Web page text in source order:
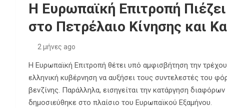
Η Ευρωπαϊκή Επιτροπή
στο Πετρέλαιο Κίνησης και
2 μήνες ago
Η Ευρωπαϊκή Επιτροπή θέτει υπό αμφισβήτηση την
ελληνική κυβέρνηση να αυξήσει τους συντελεστές του
βενζίνης. Παράλληλα, εισηγείται την κατάργηση
δημοσιεύθηκε στο πλαίσιο του Ευρωπαϊκού Εξαμήνου.